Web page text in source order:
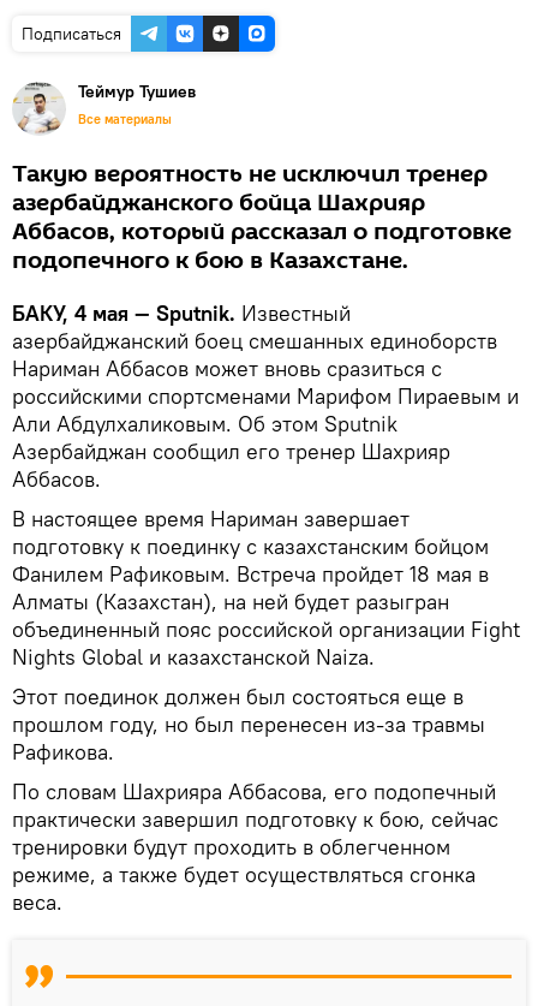
Подписаться
Теймур Тушиев
Все материалы
Такую вероятность не исключил тренер
азербайджанского бойца Шахрияр
Аббасов, который рассказал о подготовке
подопечного к бою в Казахстане.
БАКУ, 4 мая — Sputnik. Известный
азербайджанский боец смешанных единоборств
Нариман Аббасов может вновь сразиться с
российскими спортсменами Марифом Пираевым и
Али Абдулхаликовым. Об этом Sputnik
Азербайджан сообщил его тренер Шахрияр
Аббасов.
В настоящее время Нариман завершает
подготовку к поединку с казахстанским бойцом
Фанилем Рафиковым. Встреча пройдет 18 мая в
Алматы (Казахстан), на ней будет разыгран
объединенный пояс российской организации Fight
Nights Global и казахстанской Naiza.
Этот поединок должен был состояться еще в
прошлом году, но был перенесен из-за травмы
Рафикова.
По словам Шахрияра Аббасова, его подопечный
практически завершил подготовку к бою, сейчас
тренировки будут проходить в облегченном
режиме, а также будет осуществляться сгонка
веса.